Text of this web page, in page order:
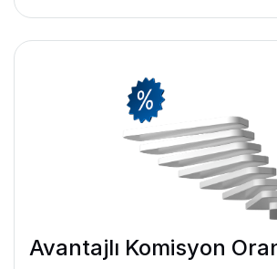
Avantajlı Komisyon